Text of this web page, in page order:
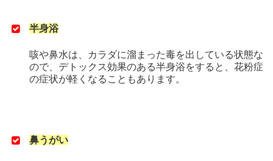
半身浴
咳や鼻水は、カラダに溜まった毒を出している状態な
ので、デトックス効果のある半身浴をすると、花粉症
の症状が軽くなることもあります。
鼻うがい